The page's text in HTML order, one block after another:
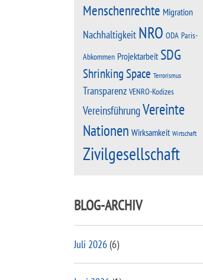
Menschenrechte Migration
Nachhaltigkeit NRO ODA Paris-
Abkommen Projektarbeit SDG
Shrinking Space Terrorismus
Transparenz VENRO-Kodizes
VereinsführungVereinte
Nationen Wirksamkeit Wirtschaft
Zivilgesellschaft
BLOG-ARCHIV
Juli 2026(6)